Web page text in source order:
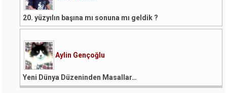
20. yüzyılın başına mı sonuna mı geldik ?
Aylin Gençoğlu
Yeni Dünya Düzeninden Masallar…